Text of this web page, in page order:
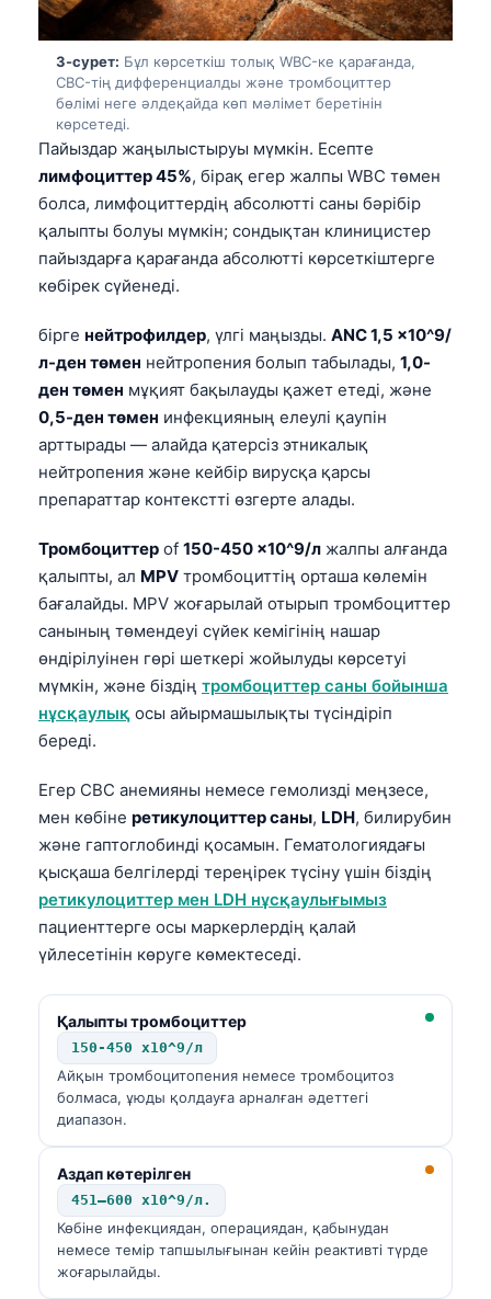
3-сурет: Бұл көрсеткіш толық WBC-ке қарағанда,
CBC-тің дифференциалды және тромбоциттер
бөлімі неге әлдеқайда көп мәлімет беретінін
көрсетеді.
Пайыздар жаңылыстыруы мүмкін. Есепте
лимфоциттер 45%, бірақ егер жалпы WBC төмен
болса, лимфоциттердің абсолютті саны бәрібір
қалыпты болуы мүмкін; сондықтан клиницистер
пайыздарға қарағанда абсолютті көрсеткіштерге
көбірек сүйенеді.
бірге нейтрофилдер, үлгі маңызды. ANC 1,5 x10^9/
л-ден төмен нейтропения болып табылады, 1,0-
ден төмен мұқият бақылауды қажет етеді, және
0,5-ден төмен инфекцияның елеулі қаупін
арттырады — алайда қатерсіз этникалық
нейтропения және кейбір вирусқа қарсы
препараттар контекстті өзгерте алады.
Тромбоциттер of 150-450 x10^9/л жалпы алғанда
қалыпты, ал MPV тромбоциттің орташа көлемін
бағалайды. MPV жоғарылай отырып тромбоциттер
санының төмендеуі сүйек кемігінің нашар
өндірілуінен гөрі шеткері жойылуды көрсетуі
мүмкін, және біздің тромбоциттер саны бойынша
нұсқаулық осы айырмашылықты түсіндіріп
береді.
Егер CBC анемияны немесе гемолизді меңзесе,
мен көбіне ретикулоциттер саны, LDH, билирубин
және гаптоглобинді қосамын. Гематологиядағы
қысқаша белгілерді тереңірек түсіну үшін біздің
ретикулоциттер мен LDH нұсқаулығымыз
пациенттерге осы маркерлердің қалай
үйлесетінін көруге көмектеседі.
Қалыпты тромбоциттер
150-450 x10^9/л
Айқын тромбоцитопения немесе тромбоцитоз
болмаса, ұюды қолдауға арналған әдеттегі
диапазон.
Аздап көтерілген
451–600 x10^9/л.
Көбіне инфекциядан, операциядан, қабынудан
немесе темір тапшылығынан кейін реактивті түрде
жоғарылайды.